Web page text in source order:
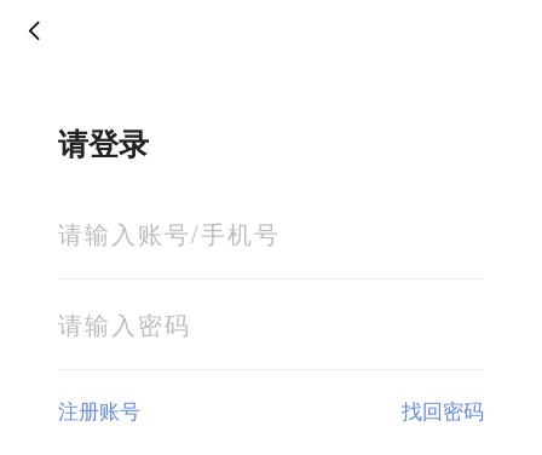
请登录
注册账号 找回密码